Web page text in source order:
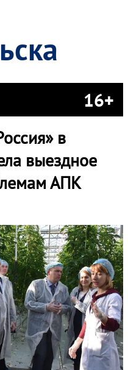
16+
в
выездное
АПК